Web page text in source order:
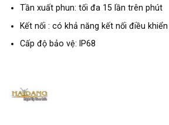
Tần xuất phun: tối đa 15 lần trên phút
Kết nối : có khả năng kết nối điều khiển
Cấp độ bảo vệ: IP68